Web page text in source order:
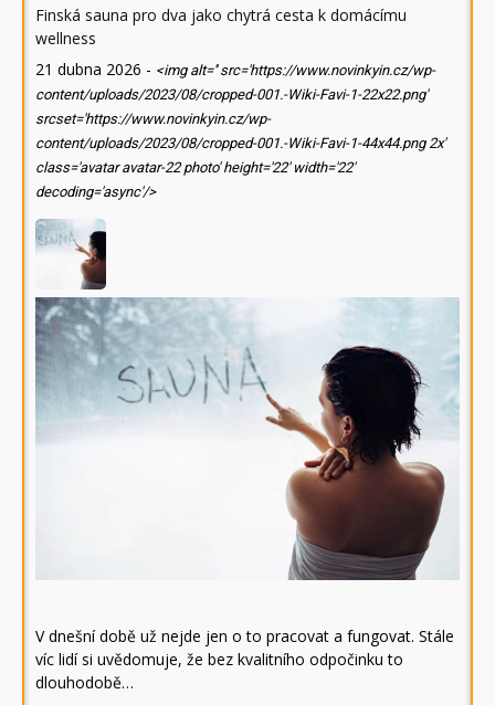
Finská sauna pro dva jako chytrá cesta k domácímu
wellness
21 dubna 2026 - <img alt='' src='https://www.novinkyin.cz/wp-
content/uploads/2023/08/cropped-001.-Wiki-Favi-1-22x22.png'
srcset='https://www.novinkyin.cz/wp-
content/uploads/2023/08/cropped-001.-Wiki-Favi-1-44x44.png 2x'
class='avatar avatar-22 photo' height='22' width='22'
decoding='async'/>
V dnešní době už nejde jen o to pracovat a fungovat. Stále
víc lidí si uvědomuje, že bez kvalitního odpočinku to
dlouhodobě…